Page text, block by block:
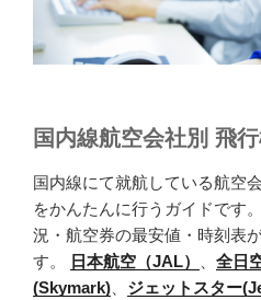
国内線航空会社別 飛
国内線にて就航している航空
をかんたんに行うガイドです
況・航空券の最安値・時刻表
す。
日本航空（JAL） 全日
(Skymark)
ジェットスター